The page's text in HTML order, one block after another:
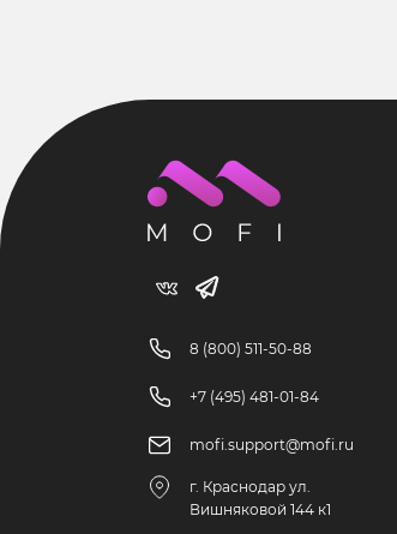
8 (800) 511-50-88
+7 (495) 481-01-84
mofi.support@mofi.ru
г. Краснодар ул.
Вишняковой 144 к1